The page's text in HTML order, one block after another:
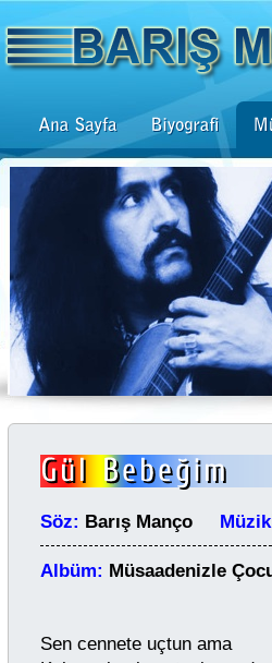
Söz: Barış Manço
Albüm: Müsaadenizle
Sen cennete uçtun ama